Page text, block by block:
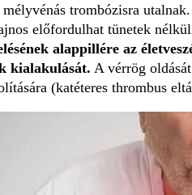
trombózisra
előfordulhat tünetek
alappillére az
kialakulását. A vérrög
(katéteres thrombus